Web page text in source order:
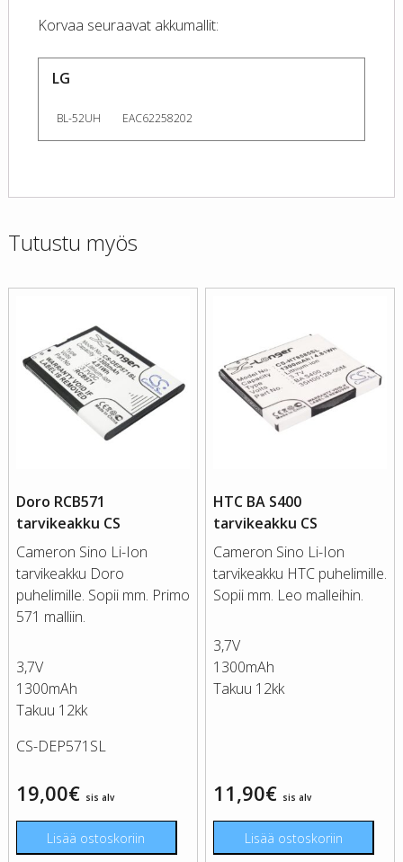
Korvaa seuraavat akkumallit:
LG
BL-52UH EAC62258202
Tutustu myös
Doro RCB571
tarvikeakku CS
Cameron Sino Li-Ion
tarvikeakku Doro
puhelimille. Sopii mm. Primo
571 malliin.
3,7V
1300mAh
Takuu 12kk
CS-DEP571SL
19,00€ sis alv
Lisää ostoskoriin
HTC BA S400
tarvikeakku CS
Cameron Sino Li-Ion
tarvikeakku HTC puhelimille.
Sopii mm. Leo malleihin.
3,7V
1300mAh
Takuu 12kk
11,90€ sis alv
Lisää ostoskoriin